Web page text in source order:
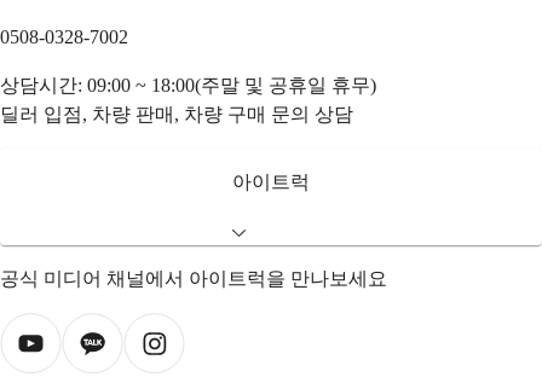
0508-0328-7002
상담시간: 09:00 ~ 18:00(주말 및 공휴일 휴무)
딜러 입점, 차량 판매, 차량 구매 문의 상담
아이트럭
공식 미디어 채널에서 아이트럭을 만나보세요